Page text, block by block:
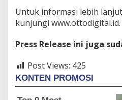
Untuk informasi lebih
kunjungi www.ottodigital.id.
Press Release ini juga
Post Views: 425